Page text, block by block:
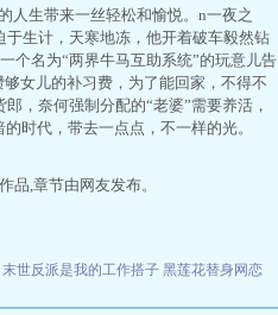
人生带来一丝轻松和愉悦。n一夜之
生计，天寒地冻，他开着破车毅然钻
个名为“两界牛马互助系统”的玩意儿告
女儿的补习费，为了能回家，不得不
，奈何强制分配的“老婆”需要养活，
时代，带去一点点，不一样的光。
品,章节由网友发布。
末世反派是我的工作搭子 黑莲花替身网恋